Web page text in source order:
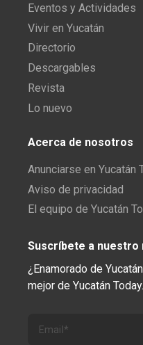
Eventos y Actividades
Vivir en Yucatán
Directorio
Descargables
Revista
Lo nuevo
Acerca de nosotros
Anunciarse en Yucatán
Aviso de privacidad
El equipo de Yucatán
Suscríbete a
¿Enamorado de
mejor de Yucatán Today.